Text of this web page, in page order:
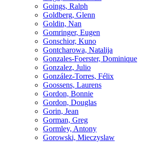
Goings, Ralph
Goldberg, Glenn
Goldin, Nan
Gomringer, Eugen
Gonschior, Kuno
Gontcharowa, Natalija
Gonzales-Foerster, Dominique
Gonzalez, Julio
González-Torres, Félix
Goossens, Laurens
Gordon, Bonnie
Gordon, Douglas
Gorin, Jean
Gorman, Greg
Gormley, Antony
Gorowski, Mieczyslaw